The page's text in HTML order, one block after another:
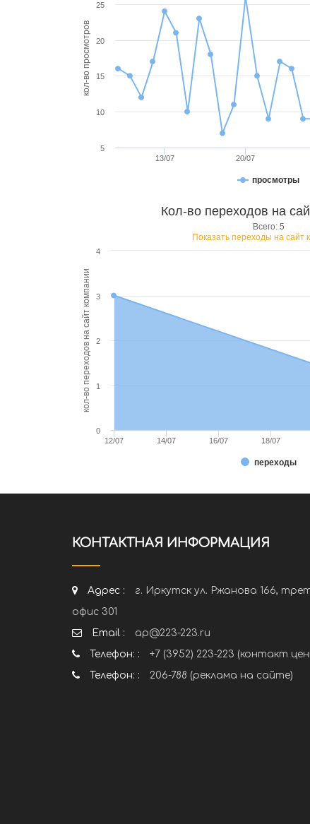
кол-во просмотров
просмотры
13/07 20/07
5
10
15
20
25
кол-во переходов на сайт компании
Кол-во переходов на
Всего: 5
Показать переходы на сайт
переходы
12/07 14/07 16/07 18/07
0
1
2
3
4
КОНТАКТНАЯ ИНФОРМАЦИЯ
Адрес :
г. Иркутск ул. Ржанова 166,
офис 301
Email :
ap@223-223.ru
Телефон: :
+7 (3952) 223-223 (контакт
Телефон: :
206-788 (реклама на сайте)